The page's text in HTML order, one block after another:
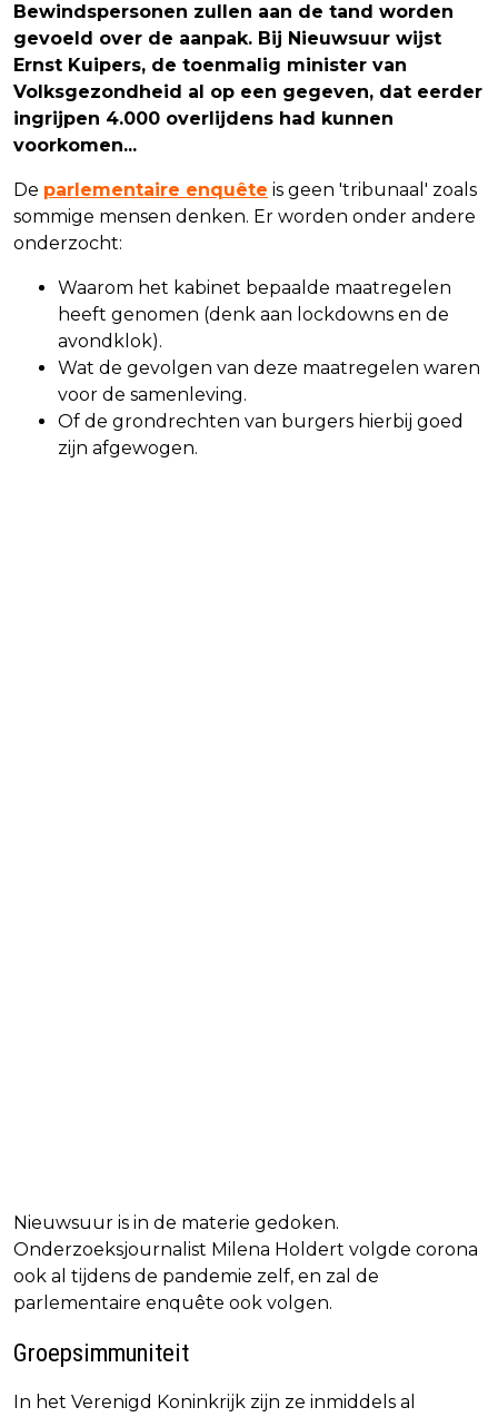
Bewindspersonen zullen aan de tand worden
gevoeld over de aanpak. Bij Nieuwsuur wijst
Ernst Kuipers, de toenmalig minister van
Volksgezondheid al op een gegeven, dat eerder
ingrijpen 4.000 overlijdens had kunnen
voorkomen...
De parlementaire enquête is geen 'tribunaal' zoals
sommige mensen denken. Er worden onder andere
onderzocht:
Waarom het kabinet bepaalde maatregelen
heeft genomen (denk aan lockdowns en de
avondklok).
Wat de gevolgen van deze maatregelen waren
voor de samenleving.
Of de grondrechten van burgers hierbij goed
zijn afgewogen.
Nieuwsuur is in de materie gedoken.
Onderzoeksjournalist Milena Holdert volgde corona
ook al tijdens de pandemie zelf, en zal de
parlementaire enquête ook volgen.
Groepsimmuniteit
In het Verenigd Koninkrijk zijn ze inmiddels al